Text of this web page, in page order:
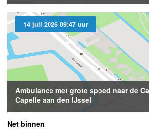
14 juli 2026 09:47 uur
Ambulance met grote spoed naar de
Capelle aan den IJssel
Net binnen